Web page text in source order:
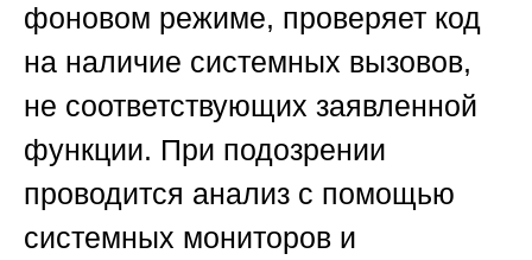
фоновом режиме, проверяет код
на наличие системных вызовов,
не соответствующих заявленной
функции. При подозрении
проводится анализ с помощью
системных мониторов и